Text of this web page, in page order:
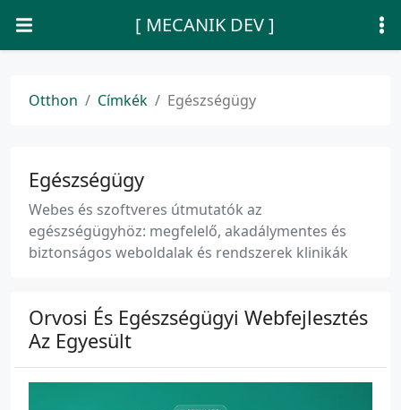
[ MECANIK DEV ]
Otthon Címkék Egészségügy
Egészségügy
Webes és szoftveres útmutatók az
egészségügyhöz: megfelelő, akadálymentes és
biztonságos weboldalak és rendszerek klinikák
Orvosi És Egészségügyi Webfejlesztés
Az Egyesült